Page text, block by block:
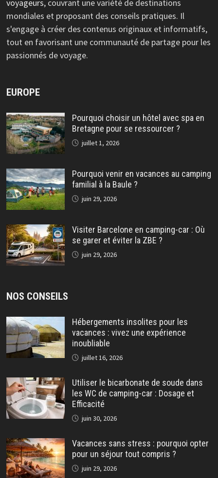
voyageurs, couvrant une variété de destinations
mondiales et proposant des conseils pratiques. Il
s'engage à créer des contenus originaux et informatifs,
tout en favorisant une communauté de partage pour les
passionnés de voyage.
EUROPE
Pourquoi choisir un hôtel avec spa en
Bretagne pour se ressourcer ?
juillet 1, 2026
Pourquoi venir en vacances au camping
familial à la Baule ?
juin 29, 2026
Visiter Barcelone en camping-car : Où
se garer et éviter la ZBE ?
juin 29, 2026
NOS CONSEILS
Hébergements insolites pour les
vacances : vivez une expérience
inoubliable
juillet 16, 2026
Utiliser le bicarbonate de soude dans
les WC de camping-car : Dosage et
Efficacité
juin 30, 2026
Vacances sans stress : pourquoi opter
pour un séjour tout compris ?
juin 29, 2026